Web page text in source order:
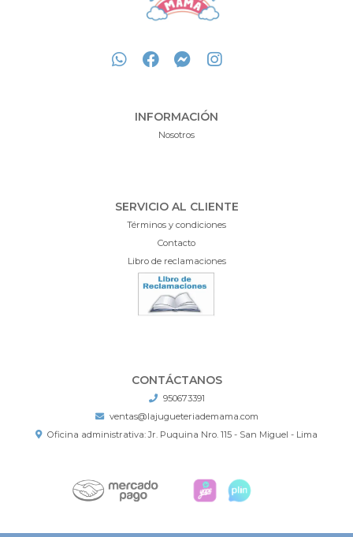
INFORMACIÓN
Nosotros
SERVICIO AL CLIENTE
Términos y condiciones
Contacto
Libro de reclamaciones
CONTÁCTANOS
950673391
ventas@lajugueteriademama.com
Oficina administrativa: Jr. Puquina Nro. 115 - San Miguel - Lima